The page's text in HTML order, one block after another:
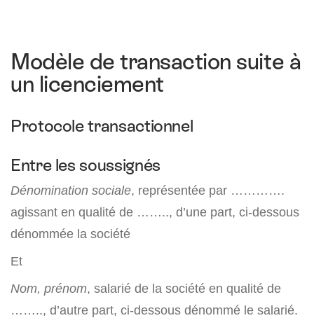
Modèle de transaction suite à
un licenciement
Protocole transactionnel
Entre les soussignés
Dénomination sociale, représentée par ………….
agissant en qualité de …….., d’une part, ci-dessous
dénommée la société
Et
Nom, prénom, salarié de la société en qualité de
…….., d’autre part, ci-dessous dénommé le salarié.